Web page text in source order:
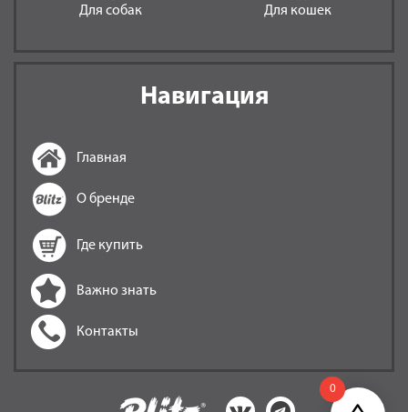
Для собак Для кошек
Навигация
Главная
О бренде
Где купить
Важно знать
Контакты
0